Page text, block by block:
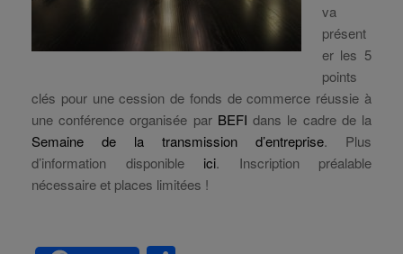
va
présent
er les 5
points
clés pour une cession de fonds de commerce réussie à
une conférence organisée par BEFI dans le cadre de la
Semaine de la transmission d’entreprise. Plus
d’information disponible ici. Inscription préalable
nécessaire et places limitées !